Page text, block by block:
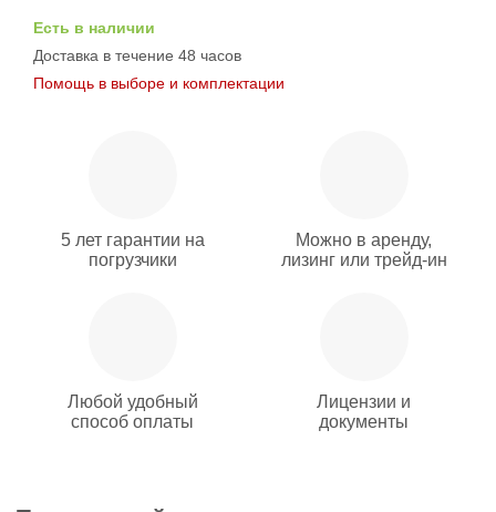
Есть в наличии
Доставка в течение 48 часов
Помощь в выборе и комплектации
5 лет гарантии на
погрузчики
Можно в аренду,
лизинг или трейд-ин
Любой удобный
способ оплаты
Лицензии и
документы